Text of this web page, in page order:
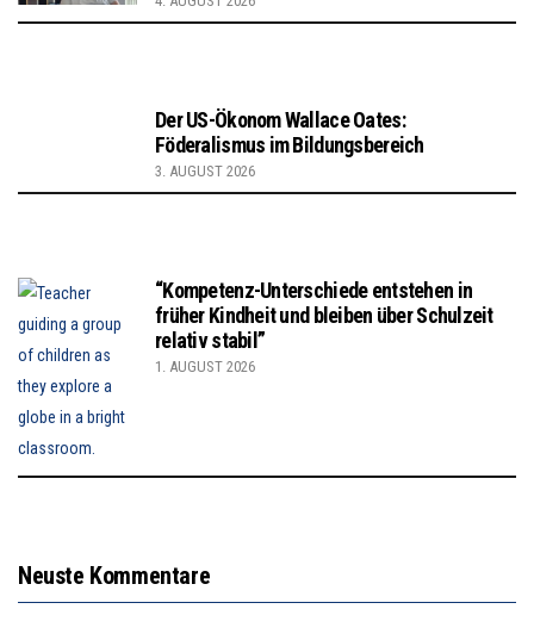
Der US-Ökonom Wallace Oates:
Föderalismus im Bildungsbereich
3. AUGUST 2026
“Kompetenz-Unterschiede entstehen in
früher Kindheit und bleiben über Schulzeit
relativ stabil”
1. AUGUST 2026
Neuste Kommentare